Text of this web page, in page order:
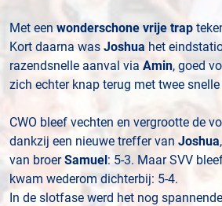
Met een wonderschone vrije trap
Kort daarna was Joshua het
razendsnelle aanval via Amin, goed
zich echter knap terug met twee
CWO bleef vechten en vergrootte de
dankzij een nieuwe treffer van Joshua
van broerSamuel: 5-3. Maar SVV
kwam wederom dichterbij: 5-4.
In de slotfase werd het nog